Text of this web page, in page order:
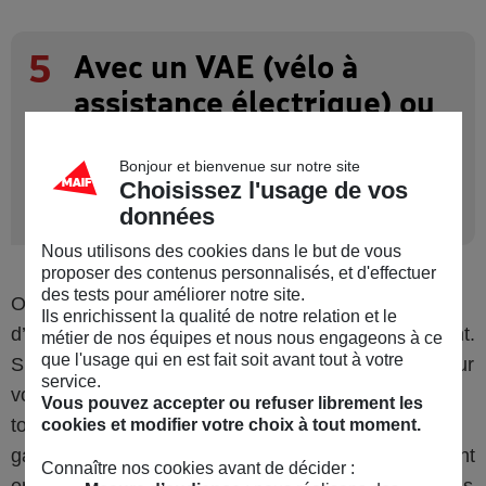
5
Avec un VAE (vélo à
assistance électrique) ou
protégé dans vos trajets
quotidiens
On n’achète pas un vélo tous les jours. Neuf ou
d’occasion, il peut représenter un budget conséquent.
Si vous envisagez d’en faire un usage quotidien, pour
vos trajets domicile-travail par exemple, vous avez
tout intérêt à bien l’assurer. Vérifiez que votre
garantie vous permette de vous rééquiper rapidement
Bonjour et bienvenue sur notre site
Choisissez l'usage de vos
données
Nous utilisons des cookies dans le but de vous
proposer des contenus personnalisés, et d'effectuer
des tests pour améliorer notre site.
Ils enrichissent la qualité de notre relation et le
métier de nos équipes et nous nous engageons à ce
que l'usage qui en est fait soit avant tout à votre
service.
Vous pouvez accepter ou refuser librement les
cookies et modifier votre choix à tout moment.
Connaître nos cookies avant de décider :